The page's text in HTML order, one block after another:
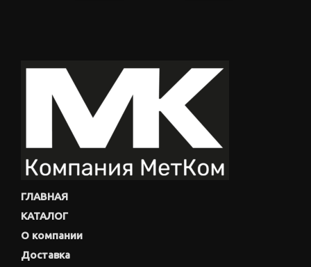
ГЛАВНАЯ
КАТАЛОГ
О компании
Доставка